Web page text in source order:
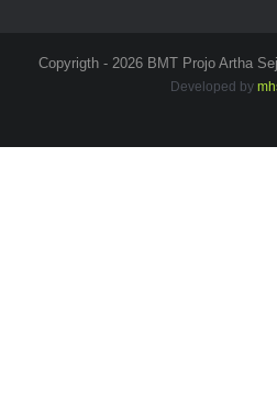
Copyrigth - 2026 BMT Projo Artha
Developed by